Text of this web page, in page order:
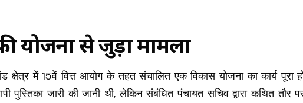
योजना से जुड़ा मामला
क्षेत्र में 15वें वित्त आयोग के तहत संचालित एक विकास योजना का कार्य पूरा
पुस्तिका जारी की जानी थी, लेकिन संबंधित पंचायत सचिव द्वारा कथित तौर